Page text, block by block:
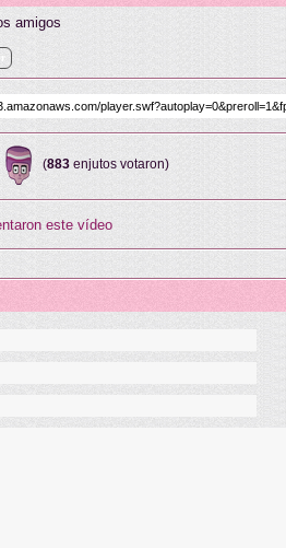
amigos
(883 enjutos votaron)
este vídeo